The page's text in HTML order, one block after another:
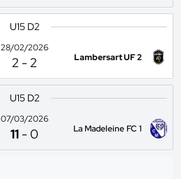
U15 D2
28/02/2026
2 -2 Lambersart UF 2
U15 D2
07/03/2026
11 -0 La Madeleine FC 1